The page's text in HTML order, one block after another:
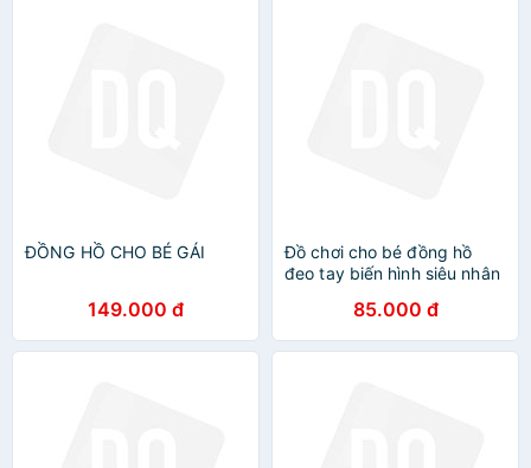
ĐỒNG HỒ CHO BÉ GÁI
149.000 đ
Đồ chơi cho bé đồng hồ
đeo tay biến hình siêu nhân
Phù hợp Bé từ 3-10 Tuổi
85.000 đ